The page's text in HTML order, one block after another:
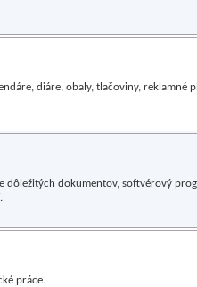
diáre, obaly, tlačoviny, reklamné
dôležitých dokumentov, softvérový
práce.